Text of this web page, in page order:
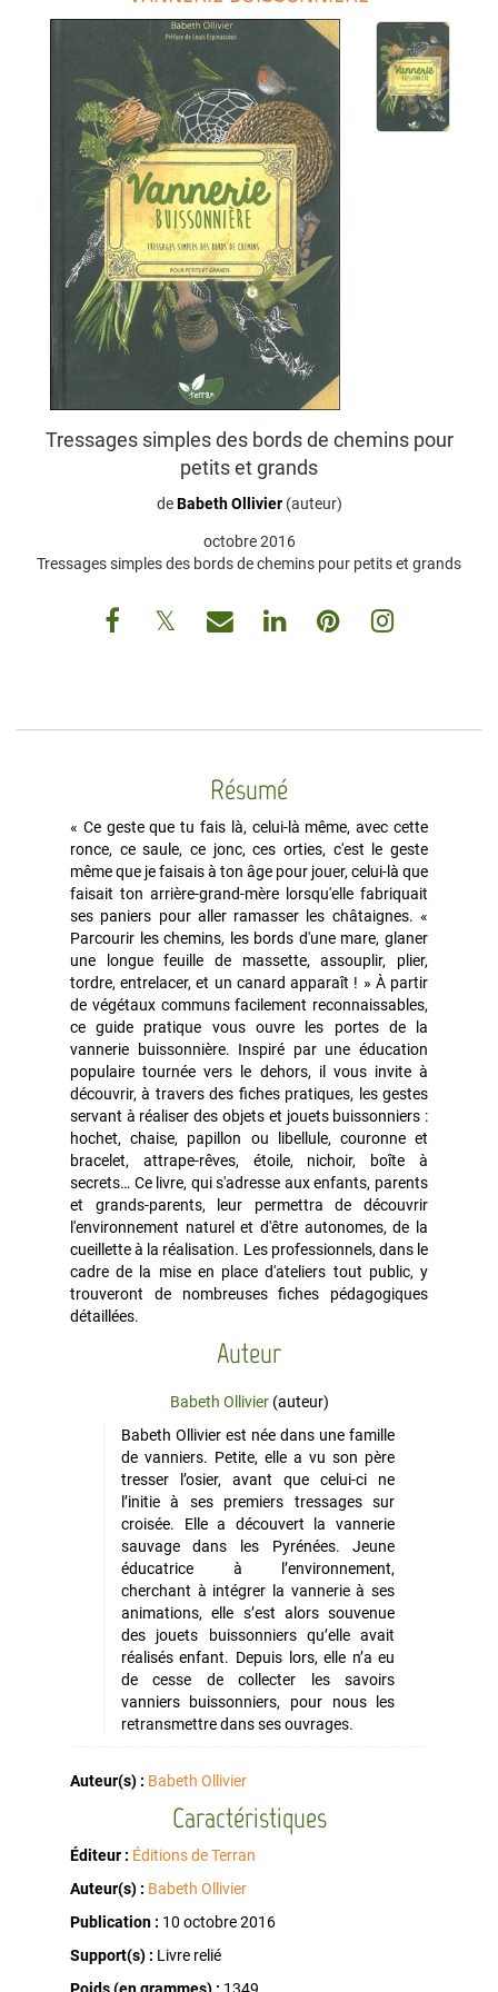
Tressages simples des bords de chemins pour
petits et grands
deBabeth Ollivier(auteur)
octobre 2016
Tressages simples des bords de chemins pour petits et grands
Résumé
« Ce geste que tu fais là, celui-là même, avec cette
ronce, ce saule, ce jonc, ces orties, c'est le geste
même que je faisais à ton âge pour jouer, celui-là que
faisait ton arrière-grand-mère lorsqu'elle fabriquait
ses paniers pour aller ramasser les châtaignes. «
Parcourir les chemins, les bords d'une mare, glaner
une longue feuille de massette, assouplir, plier,
tordre, entrelacer, et un canard apparaît ! » À partir
de végétaux communs facilement reconnaissables,
ce guide pratique vous ouvre les portes de la
vannerie buissonnière. Inspiré par une éducation
populaire tournée vers le dehors, il vous invite à
découvrir, à travers des fiches pratiques, les gestes
servant à réaliser des objets et jouets buissonniers :
hochet, chaise, papillon ou libellule, couronne et
bracelet, attrape-rêves, étoile, nichoir, boîte à
secrets… Ce livre, qui s'adresse aux enfants, parents
et grands-parents, leur permettra de découvrir
l'environnement naturel et d'être autonomes, de la
cueillette à la réalisation. Les professionnels, dans le
cadre de la mise en place d'ateliers tout public, y
trouveront de nombreuses fiches pédagogiques
détaillées.
Auteur
Babeth Ollivier(auteur)
Babeth Ollivier est née dans une famille
de vanniers. Petite, elle a vu son père
tresser l’osier, avant que celui-ci ne
l’initie à ses premiers tressages sur
croisée. Elle a découvert la vannerie
sauvage dans les Pyrénées. Jeune
éducatrice à l’environnement,
cherchant à intégrer la vannerie à ses
animations, elle s’est alors souvenue
des jouets buissonniers qu’elle avait
réalisés enfant. Depuis lors, elle n’a eu
de cesse de collecter les savoirs
vanniers buissonniers, pour nous les
retransmettre dans ses ouvrages.
Auteur(s) : Babeth Ollivier
Caractéristiques
Éditeur : Éditions de Terran
Auteur(s) : Babeth Ollivier
Publication : 10 octobre 2016
Support(s) : Livre relié